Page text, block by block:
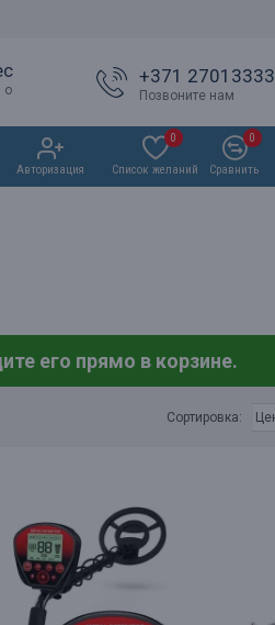
о
+371 27013333
Позвоните нам
Авторизация Список желаний
0
Сравнить
0
его прямо в корзине.
Сортировка: